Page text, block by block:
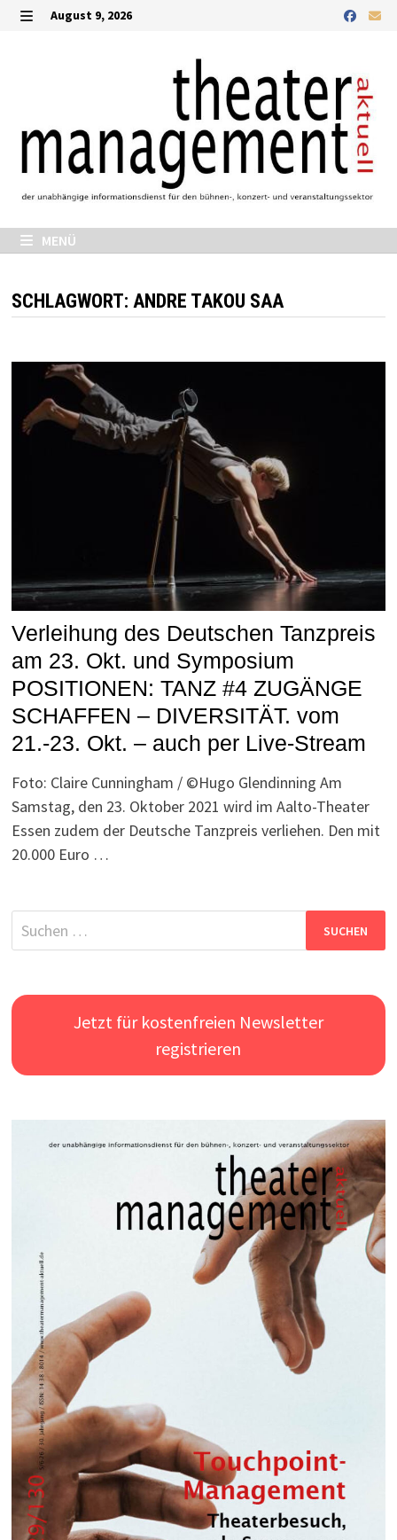
Zurück
August 9, 2026
MENÜ
SCHLAGWORT:ANDRE TAKOU SAA
Verleihung des Deutschen Tanzpreis
am 23. Okt. und Symposium
POSITIONEN: TANZ #4 ZUGÄNGE
SCHAFFEN – DIVERSITÄT. vom
21.-23. Okt. – auch per Live-Stream
Foto: Claire Cunningham / ©Hugo Glendinning Am
Samstag, den 23. Oktober 2021 wird im Aalto-Theater
Essen zudem der Deutsche Tanzpreis verliehen. Den mit
20.000 Euro …
Suchen
nach:
Jetzt für kostenfreien Newsletter
registrieren